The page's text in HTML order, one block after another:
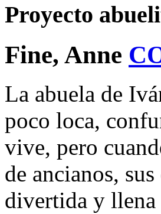
Proyecto
Fine, Anne
La abuela de
poco loca,
vive, pero
de ancianos,
divertida y llena